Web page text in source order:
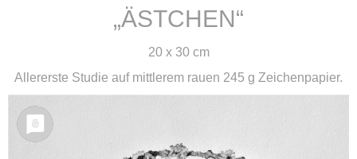
„ÄSTCHEN“
20 x 30 cm
Allererste Studie auf mittlerem rauen 245 g Zeichenpapier.